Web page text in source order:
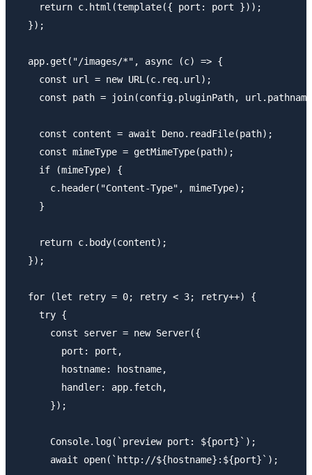
    return c.html(template({ port: port }));
  });
  app.get("/images/*", async (c) => {
    const url = new URL(c.req.url);
const path = join(config.pluginPath,
    const content = await Deno.readFile(path);
    const mimeType = getMimeType(path);
    if (mimeType) {
      c.header("Content-Type", mimeType);
    }
    return c.body(content);
  });
  for (let retry = 0; retry < 3; retry++) {
    try {
      const server = new Server({
        port: port,
        hostname: hostname,
        handler: app.fetch,
      });
      Console.log(`preview port: ${port}`);
      await open(`http://${hostname}:${port}`);